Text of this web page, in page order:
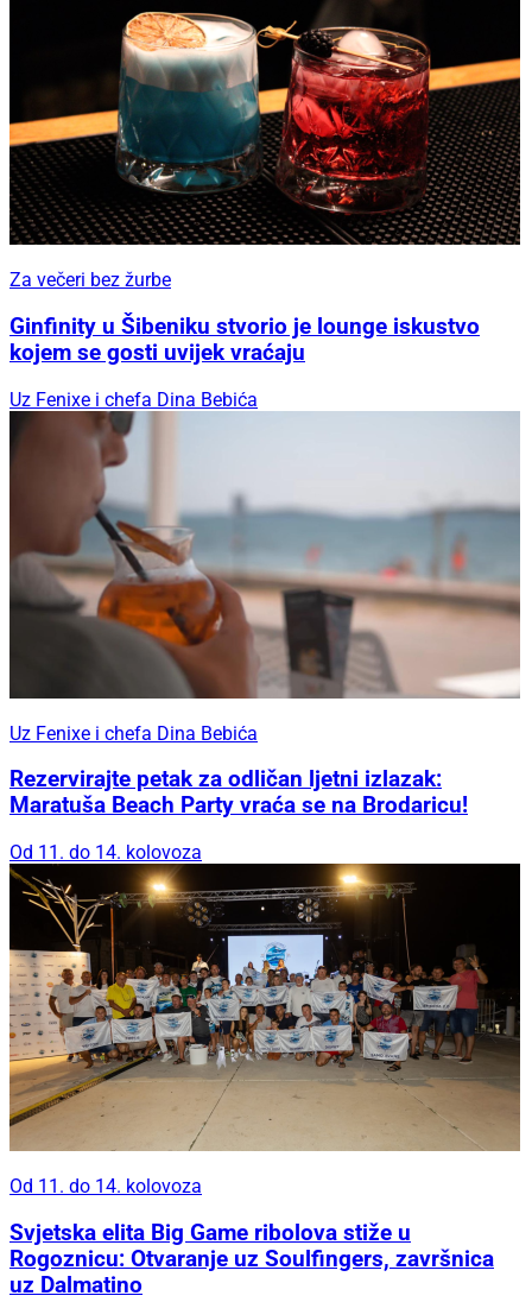
Za večeri bez žurbe
Ginfinity u Šibeniku stvorio je lounge iskustvo
kojem se gosti uvijek vraćaju
Uz Fenixe i chefa Dina Bebića
Uz Fenixe i chefa Dina Bebića
Rezervirajte petak za odličan ljetni izlazak:
Maratuša Beach Party vraća se na Brodaricu!
Od 11. do 14. kolovoza
Od 11. do 14. kolovoza
Svjetska elita Big Game ribolova stiže u
Rogoznicu: Otvaranje uz Soulfingers, završnica
uz Dalmatino